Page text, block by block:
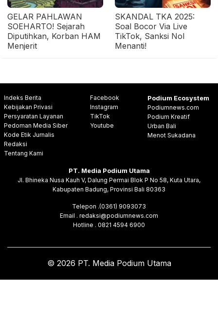
GELAR PAHLAWAN
SOEHARTO! Sejarah
Diputihkan, Korban HAM
Menjerit
SKANDAL TKA 2025:
Soal Bocor Via Live
TikTok, Sanksi Nol
Menanti!
Indeks Berita
Kebijakan Privasi
Persyaratan Layanan
Pedoman Media Siber
Kode Etik Jurnalis
Redaksi
Tentang Kami
Facebook
Instagram
TikTok
Youtube
Podium Ecosystem
Podiumnews.com
Podium Kreatif
Urban Bali
Menot Sukadana
PT. Media Podium Utama
Jl. Bhineka Nusa Kauh V, Dalung Permai Blok P No 58, Kuta Utara,
Kabupaten Badung, Provinsi Bali 80363
Telepon .(0361) 9093073
Email . redaksi@podiumnews.com
Hotline . 0821 4594 6900
© 2026 PT. Media Podium Utama